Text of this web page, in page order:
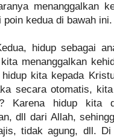
menanggalkan
kedua di bawah ini.
, hidup sebagai
menanggalkan
kita kepada
secara otomatis,
Karena hidup kita
dll dari Allah,
tidak agung, dll.